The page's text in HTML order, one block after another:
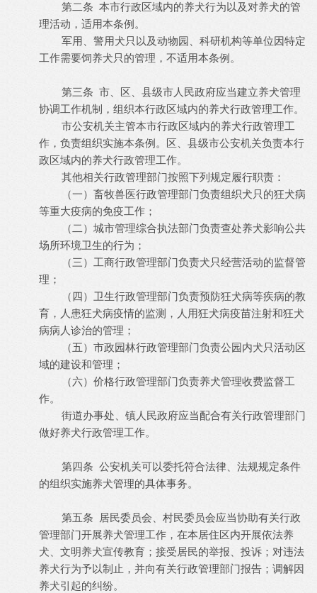
第二条 本市行政区域内的养犬行为以及对养犬的管
理活动，适用本条例。
军用、警用犬只以及动物园、科研机构等单位因特定
工作需要饲养犬只的管理，不适用本条例。
第三条 市、区、县级市人民政府应当建立养犬管理
协调工作机制，组织本行政区域内的养犬行政管理工作。
市公安机关主管本市行政区域内的养犬行政管理工
作，负责组织实施本条例。区、县级市公安机关负责本行
政区域内的养犬行政管理工作。
其他相关行政管理部门按照下列规定履行职责：
（一）畜牧兽医行政管理部门负责组织犬只的狂犬病
等重大疫病的免疫工作；
（二）城市管理综合执法部门负责查处养犬影响公共
场所环境卫生的行为；
（三）工商行政管理部门负责犬只经营活动的监督管
理；
（四）卫生行政管理部门负责预防狂犬病等疾病的教
育，人患狂犬病疫情的监测，人用狂犬病疫苗注射和狂犬
病病人诊治的管理；
（五）市政园林行政管理部门负责公园内犬只活动区
域的建设和管理；
（六）价格行政管理部门负责养犬管理收费监督工
作。
街道办事处、镇人民政府应当配合有关行政管理部门
做好养犬行政管理工作。
第四条 公安机关可以委托符合法律、法规规定条件
的组织实施养犬管理的具体事务。
第五条 居民委员会、村民委员会应当协助有关行政
管理部门开展养犬管理工作，在本居住区内开展依法养
犬、文明养犬宣传教育；接受居民的举报、投诉；对违法
养犬行为予以制止，并向有关行政管理部门报告；调解因
养犬引起的纠纷。